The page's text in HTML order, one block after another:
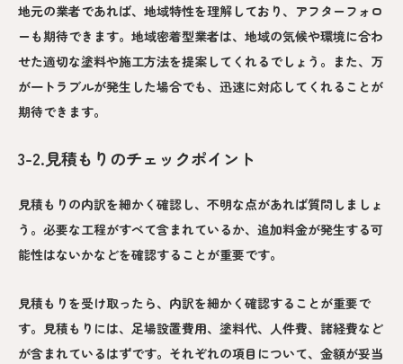
地元の業者であれば、地域特性を理解しており、アフターフォロ
ーも期待できます。地域密着型業者は、地域の気候や環境に合わ
せた適切な塗料や施工方法を提案してくれるでしょう。また、万
が一トラブルが発生した場合でも、迅速に対応してくれることが
期待できます。
3-2.見積もりのチェックポイント
見積もりの内訳を細かく確認し、不明な点があれば質問しましょ
う。必要な工程がすべて含まれているか、追加料金が発生する可
能性はないかなどを確認することが重要です。
見積もりを受け取ったら、内訳を細かく確認することが重要で
す。見積もりには、足場設置費用、塗料代、人件費、諸経費など
が含まれているはずです。それぞれの項目について、金額が妥当